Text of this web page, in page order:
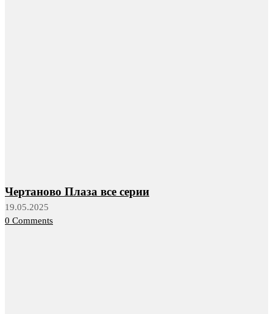
Чертаново Плаза все серии
19.05.2025
0 Comments